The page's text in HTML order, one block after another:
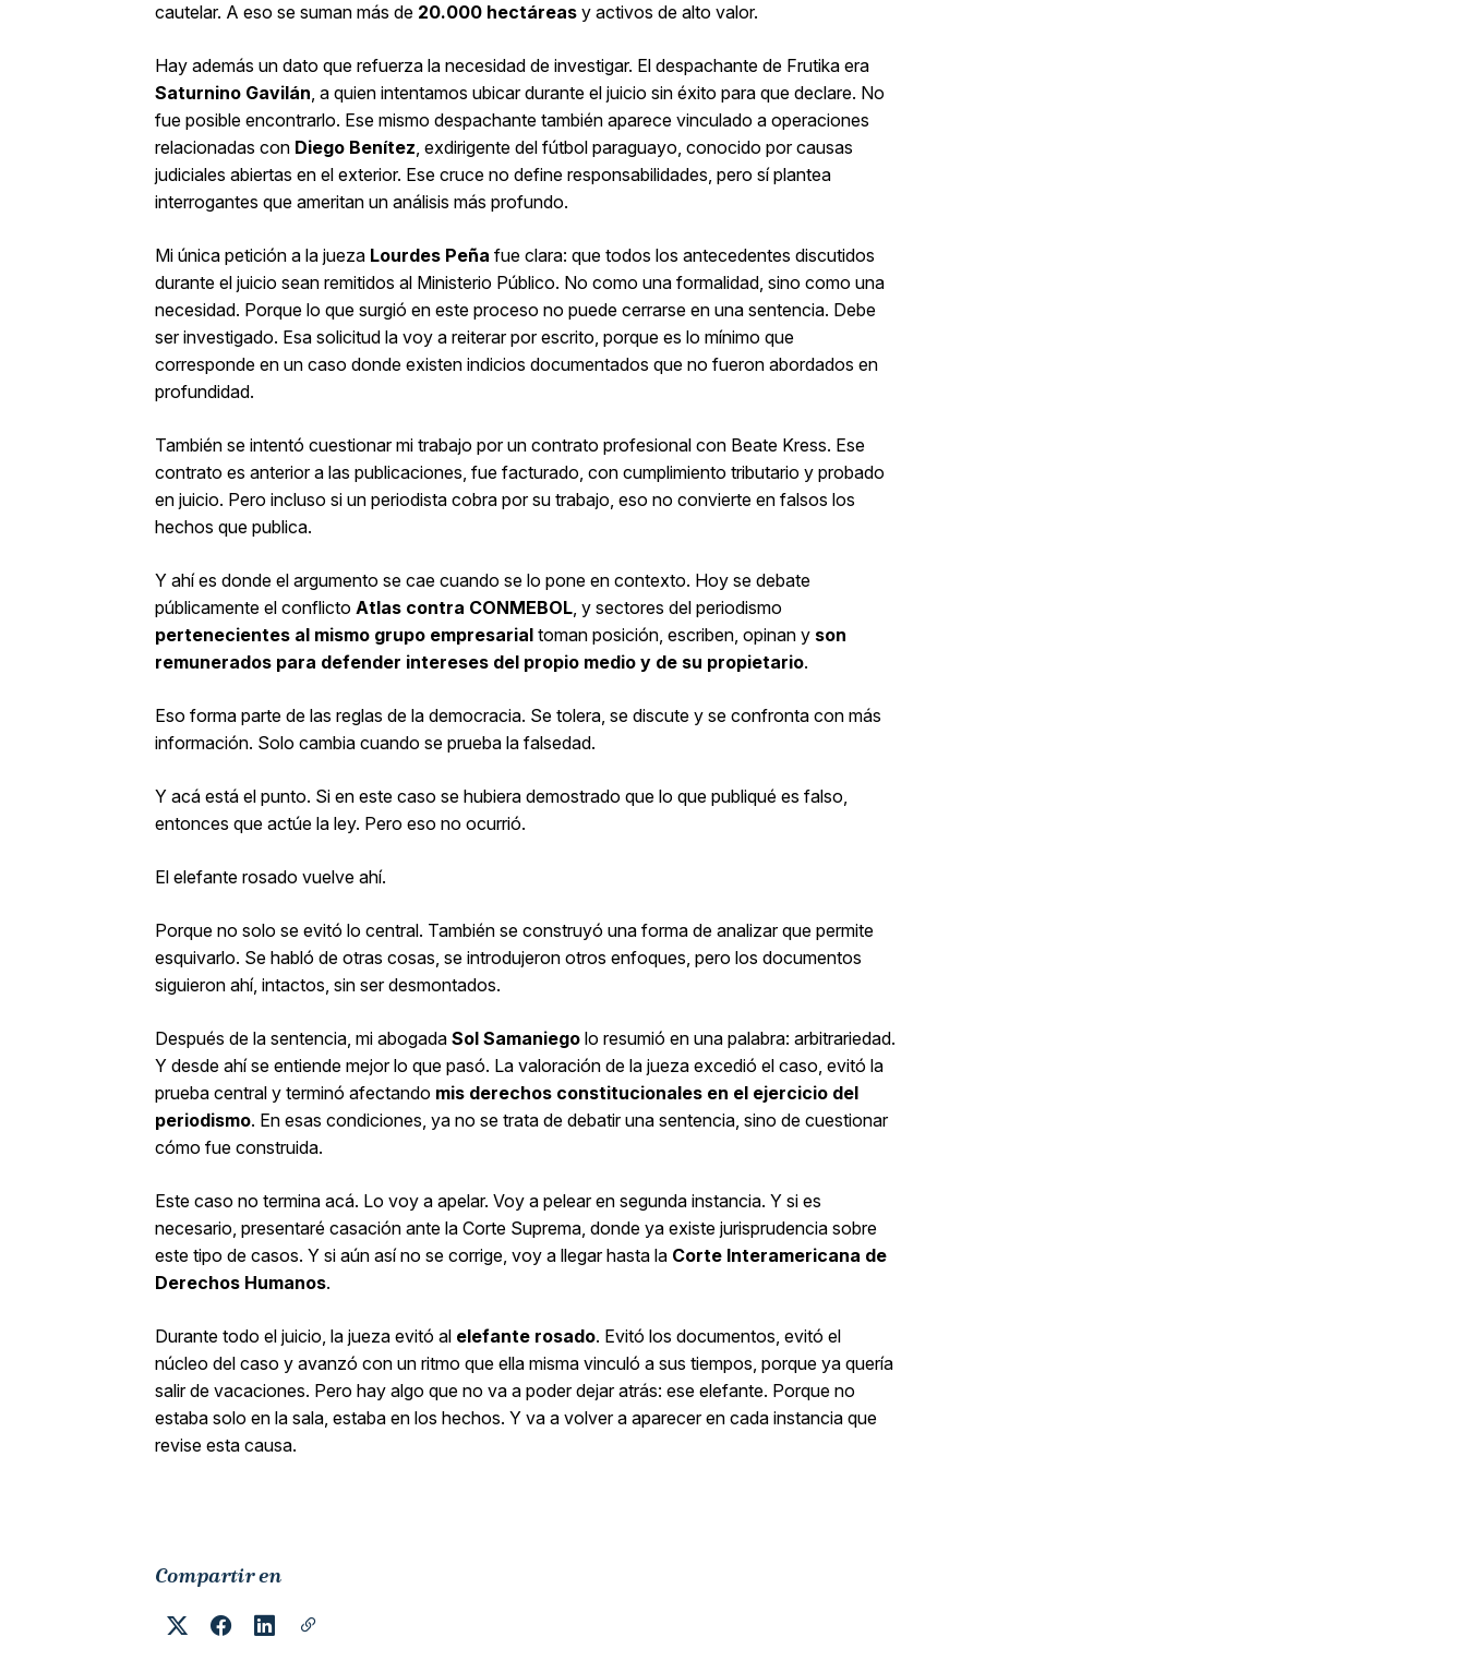
cautelar. A eso se suman más de 20.000 hectáreas y activos de alto valor.
Hay además un dato que refuerza la necesidad de investigar. El despachante de Frutika era
Saturnino Gavilán, a quien intentamos ubicar durante el juicio sin éxito para que declare. No
fue posible encontrarlo. Ese mismo despachante también aparece vinculado a operaciones
relacionadas con Diego Benítez, exdirigente del fútbol paraguayo, conocido por causas
judiciales abiertas en el exterior. Ese cruce no define responsabilidades, pero sí plantea
interrogantes que ameritan un análisis más profundo.
Mi única petición a la jueza Lourdes Peña fue clara: que todos los antecedentes discutidos
durante el juicio sean remitidos al Ministerio Público. No como una formalidad, sino como una
necesidad. Porque lo que surgió en este proceso no puede cerrarse en una sentencia. Debe
ser investigado. Esa solicitud la voy a reiterar por escrito, porque es lo mínimo que
corresponde en un caso donde existen indicios documentados que no fueron abordados en
profundidad.
También se intentó cuestionar mi trabajo por un contrato profesional con Beate Kress. Ese
contrato es anterior a las publicaciones, fue facturado, con cumplimiento tributario y probado
en juicio. Pero incluso si un periodista cobra por su trabajo, eso no convierte en falsos los
hechos que publica.
Y ahí es donde el argumento se cae cuando se lo pone en contexto. Hoy se debate
públicamente el conflicto Atlas contra CONMEBOL, y sectores del periodismo
pertenecientes al mismo grupo empresarial toman posición, escriben, opinan y son
remunerados para defender intereses del propio medio y de su propietario.
Eso forma parte de las reglas de la democracia. Se tolera, se discute y se confronta con más
información. Solo cambia cuando se prueba la falsedad.
Y acá está el punto. Si en este caso se hubiera demostrado que lo que publiqué es falso,
entonces que actúe la ley. Pero eso no ocurrió.
El elefante rosado vuelve ahí.
Porque no solo se evitó lo central. También se construyó una forma de analizar que permite
esquivarlo. Se habló de otras cosas, se introdujeron otros enfoques, pero los documentos
siguieron ahí, intactos, sin ser desmontados.
Después de la sentencia, mi abogada Sol Samaniego lo resumió en una palabra: arbitrariedad.
Y desde ahí se entiende mejor lo que pasó. La valoración de la jueza excedió el caso, evitó la
prueba central y terminó afectando mis derechos constitucionales en el ejercicio del
periodismo. En esas condiciones, ya no se trata de debatir una sentencia, sino de cuestionar
cómo fue construida.
Este caso no termina acá. Lo voy a apelar. Voy a pelear en segunda instancia. Y si es
necesario, presentaré casación ante la Corte Suprema, donde ya existe jurisprudencia sobre
este tipo de casos. Y si aún así no se corrige, voy a llegar hasta la Corte Interamericana de
Derechos Humanos.
Durante todo el juicio, la jueza evitó al elefante rosado. Evitó los documentos, evitó el
núcleo del caso y avanzó con un ritmo que ella misma vinculó a sus tiempos, porque ya quería
salir de vacaciones. Pero hay algo que no va a poder dejar atrás: ese elefante. Porque no
estaba solo en la sala, estaba en los hechos. Y va a volver a aparecer en cada instancia que
revise esta causa.
Compartir en